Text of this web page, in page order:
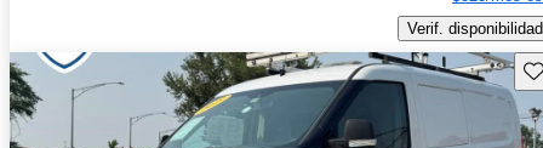
Verif. disponibilidad